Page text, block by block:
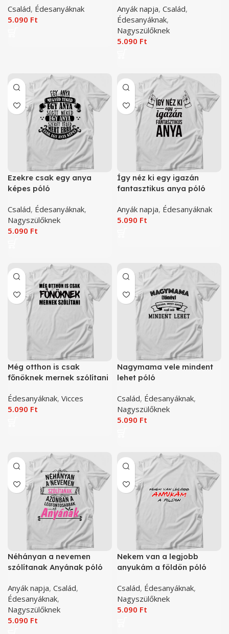
Család, Édesanyáknak
5.090 Ft
Anyák napja, Család,
Édesanyáknak,
Nagyszülőknek
5.090 Ft
Ezekre csak egy anya
képes póló
Család, Édesanyáknak,
Nagyszülőknek
5.090 Ft
Így néz ki egy igazán
fantasztikus anya póló
Anyák napja, Édesanyáknak
5.090 Ft
Még otthon is csak
főnöknek mernek szólítani
Édesanyáknak, Vicces
5.090 Ft
Nagymama vele mindent
lehet póló
Család, Édesanyáknak,
Nagyszülőknek
5.090 Ft
Néhányan a nevemen
szólítanak Anyának póló
Anyák napja, Család,
Édesanyáknak,
Nagyszülőknek
5.090 Ft
Nekem van a legjobb
anyukám a földön póló
Család, Édesanyáknak,
Nagyszülőknek
5.090 Ft